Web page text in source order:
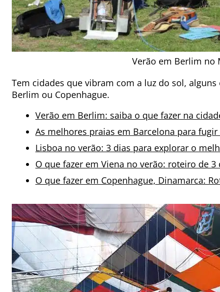
Verão em Berlim no
Tem cidades que vibram com a luz do sol,
Berlim ou Copenhague.
Verão em Berlim: saiba o que fazer na
As melhores praias em Barcelona para
Lisboa no verão: 3 dias para explorar o
O que fazer em Viena no verão: roteiro de
O que fazer em Copenhague, Dinamarca: